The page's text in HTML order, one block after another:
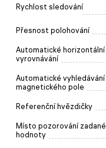
Rychlost sledování
Přesnost polohování
Automatické horizontální
vyrovnávání
Automatické vyhledávání
magnetického pole
Referenční hvězdičky
Místo pozorování zadané
hodnoty